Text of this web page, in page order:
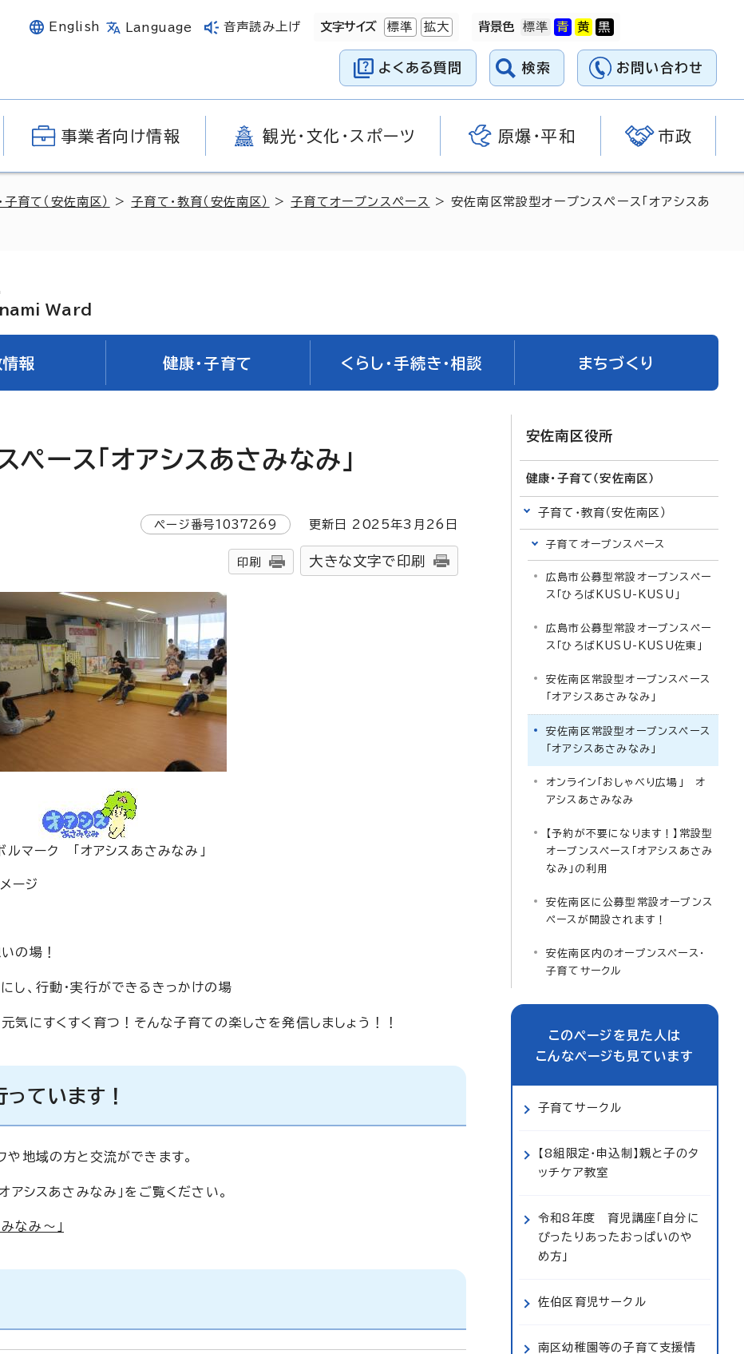
English Language 音声読み上げ 文字サイズ 標準 拡大 背景色
よくある質問 検索 お問い合わせ
事業者向け情報 観光・文化・スポーツ 原爆・平和 市政
子育て（安佐南区） >子育て・教育（安佐南区） >子育てオープンスペース
> 安佐南区常設型オープンスペース「オアシスあ
Ward
情報 健康・子育て くらし・手続き・相談 まちづくり
ース「オアシスあさみなみ」
ページ番号1037269 更新日 2025年3月 26 日
印刷 大きな文字で印刷
ルマーク 「オアシスあさみなみ」
ージ
の場！
し、行動・実行ができるきっかけの場
気にすくすく育つ！そんな子育ての楽しさを発信しましょう！！
っています！
や地域の方と交流ができます。
シスあさみなみ」をご覧ください。
なみ～」
安佐南区役所
健康・子育て（安佐南区）
子育て・教育（安佐南区）
子育てオープンスペース
広島市公募型常設オープンスペー
ス「ひろばKUSU-KUSU」
広島市公募型常設オープンスペー
ス「ひろばKUSU-KUSU佐東」
安佐南区常設型オープンスペース
「オアシスあさみなみ」
安佐南区常設型オープンスペース
「オアシスあさみなみ」
オンライン「おしゃべり広場」 オ
アシスあさみなみ
【予約が不要になります！】常設型
オープンスペース「オアシスあさみ
なみ」の利用
安佐南区に公募型常設オープンス
ペースが開設されます！
安佐南区内のオープンスペース・
子育てサークル
このページを見た人は
こんなページも見ています
子育てサークル
【8組限定・申込制】親と子のタ
ッチケア教室
令和8年度 育児講座「自分に
ぴったりあったおっぱいのや
め方」
佐伯区育児サークル
南区幼稚園等の子育て支援情